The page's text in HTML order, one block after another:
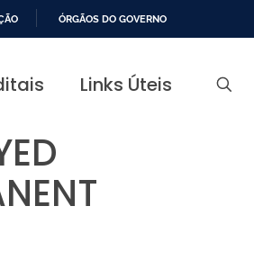
ÓRGÃOS DO GOVERNO
Links Úteis